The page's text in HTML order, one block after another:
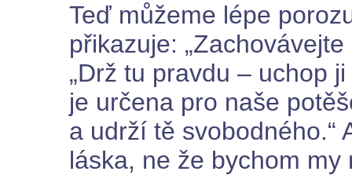
Teď můžeme lépe
přikazuje:
„Drž tu pravdu – uchop
je určena pro naše
a udrží tě svobodného.“
láska, ne že bychom